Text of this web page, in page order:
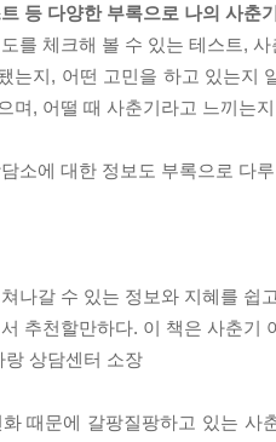
등 다양한 부록으로 나의 사춘
를 체크해 볼 수 있는 테스트,
는지, 어떤 고민을 하고 있는지
며, 어떨 때 사춘기라고 느끼는
소에 대한 정보도 부록으로 다
나갈 수 있는 정보와 지혜를 쉽
추천할만하다. 이 책은 사춘기
랑 상담센터 소장
때문에 갈팡질팡하고 있는 사